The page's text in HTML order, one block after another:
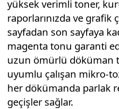
yüksek verimli toner,
raporlarınızda ve grafik
sayfadan son sayfaya
magenta tonu garanti
uzun ömürlü döküman
uyumlu çalışan mikro-
her dökümanda parlak
geçişler sağlar.